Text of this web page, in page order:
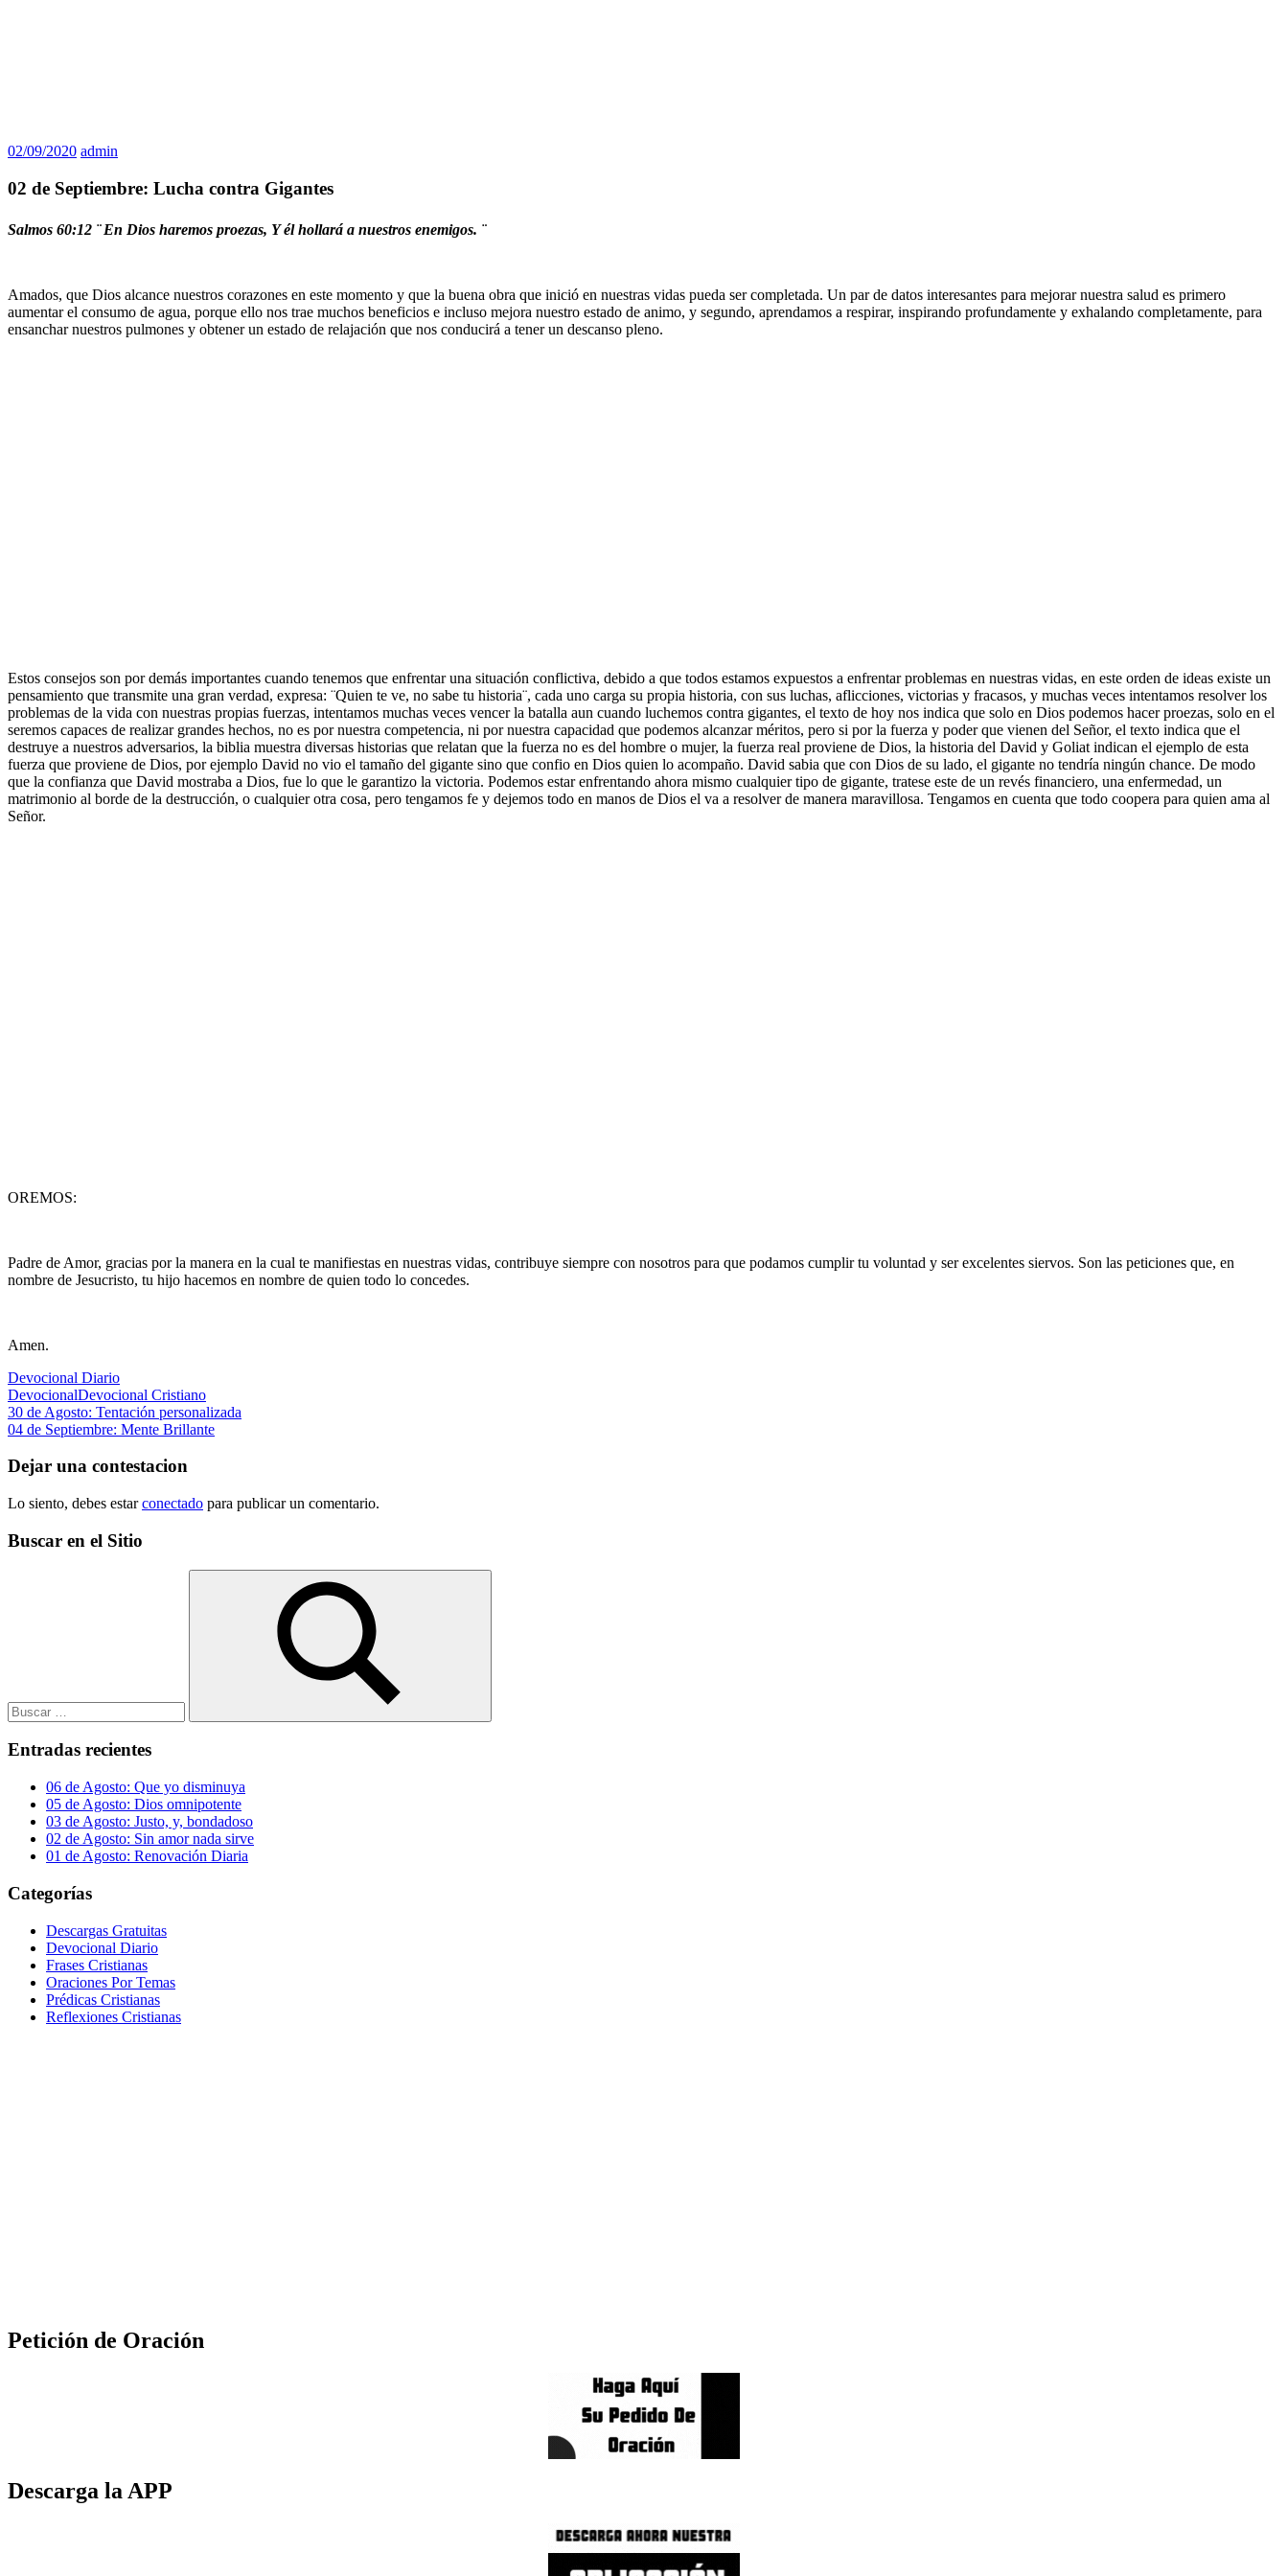
02/09/2020 admin
02 de Septiembre: Lucha contra Gigantes
Salmos 60:12 ¨ En Dios haremos proezas, Y él hollará a nuestros enemigos. ¨
Amados, que Dios alcance nuestros corazones en este momento y que la buena obra que inició en nuestras vidas pueda ser completada. Un par de datos interesantes para mejorar nuestra salud es primero
aumentar el consumo de agua, porque ello nos trae muchos beneficios e incluso mejora nuestro estado de animo, y segundo, aprendamos a respirar, inspirando profundamente y exhalando completamente, para
ensanchar nuestros pulmones y obtener un estado de relajación que nos conducirá a tener un descanso pleno.
Estos consejos son por demás importantes cuando tenemos que enfrentar una situación conflictiva, debido a que todos estamos expuestos a enfrentar problemas en nuestras vidas, en este orden de ideas existe un
pensamiento que transmite una gran verdad, expresa: ¨Quien te ve, no sabe tu historia¨, cada uno carga su propia historia, con sus luchas, aflicciones, victorias y fracasos, y muchas veces intentamos resolver los
problemas de la vida con nuestras propias fuerzas, intentamos muchas veces vencer la batalla aun cuando luchemos contra gigantes, el texto de hoy nos indica que solo en Dios podemos hacer proezas, solo en el
seremos capaces de realizar grandes hechos, no es por nuestra competencia, ni por nuestra capacidad que podemos alcanzar méritos, pero si por la fuerza y poder que vienen del Señor, el texto indica que el
destruye a nuestros adversarios, la biblia muestra diversas historias que relatan que la fuerza no es del hombre o mujer, la fuerza real proviene de Dios, la historia del David y Goliat indican el ejemplo de esta
fuerza que proviene de Dios, por ejemplo David no vio el tamaño del gigante sino que confio en Dios quien lo acompaño. David sabia que con Dios de su lado, el gigante no tendría ningún chance. De modo
que la confianza que David mostraba a Dios, fue lo que le garantizo la victoria. Podemos estar enfrentando ahora mismo cualquier tipo de gigante, tratese este de un revés financiero, una enfermedad, un
matrimonio al borde de la destrucción, o cualquier otra cosa, pero tengamos fe y dejemos todo en manos de Dios el va a resolver de manera maravillosa. Tengamos en cuenta que todo coopera para quien ama al
Señor.
OREMOS:
Padre de Amor, gracias por la manera en la cual te manifiestas en nuestras vidas, contribuye siempre con nosotros para que podamos cumplir tu voluntad y ser excelentes siervos. Son las peticiones que, en
nombre de Jesucristo, tu hijo hacemos en nombre de quien todo lo concedes.
Amen.
Devocional Diario
DevocionalDevocional Cristiano
Navegación
de
entradas
Entrada
anterior:
30 de Agosto: Tentación personalizada
Siguiente
04 de Septiembre: Mente Brillante
Dejar una contestacion
Lo siento, debes estarconectado para publicar un comentario.
Buscar en el Sitio
Buscar
Entradas recientes
06 de Agosto: Que yo disminuya
05 de Agosto: Dios omnipotente
03 de Agosto: Justo, y, bondadoso
02 de Agosto: Sin amor nada sirve
01 de Agosto: Renovación Diaria
Categorías
Descargas Gratuitas
Devocional Diario
Frases Cristianas
Oraciones Por Temas
Prédicas Cristianas
Reflexiones Cristianas
Petición de Oración
Descarga la APP